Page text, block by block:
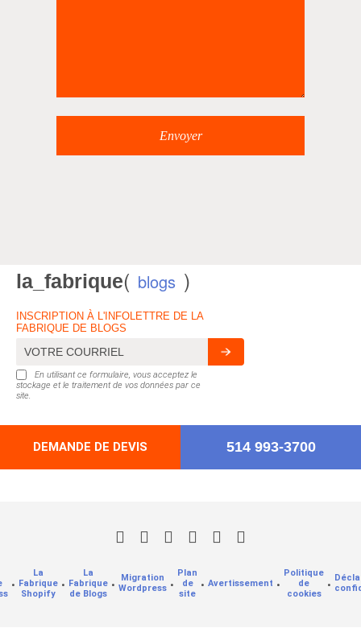
la_fabrique( blogs )
INSCRIPTION À L'INFOLETTRE DE LA
FABRIQUE DE BLOGS
En utilisant ce formulaire, vous acceptez le
stockage et le traitement de vos données par ce
site.
DEMANDE DE DEVIS 514 993-3700
•
La
Fabrique
Shopify
•
La
Fabrique
de Blogs
•
Migration
Wordpress •
Plan
de
site
• Avertissement •
Politique
de
cookies
•